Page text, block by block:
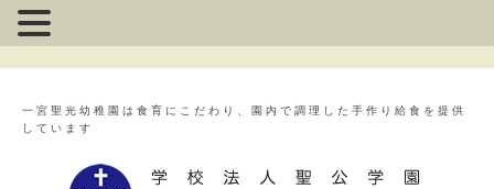
一宮聖光幼稚園は食育にこだわり、園内で調理した手作り給食を提供
しています